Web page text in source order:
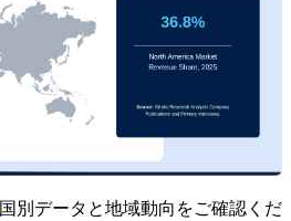
国別データと地域動向をご確認くだ